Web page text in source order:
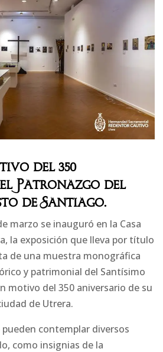
del 350
Patronazgo del
de Santiago.
marzo se inauguró en la Casa
la exposición que lleva por título
de una muestra monográfica
y patrimonial del Santísimo
motivo del 350 aniversario de su
de Utrera.
pueden contemplar diversos
como insignias de la